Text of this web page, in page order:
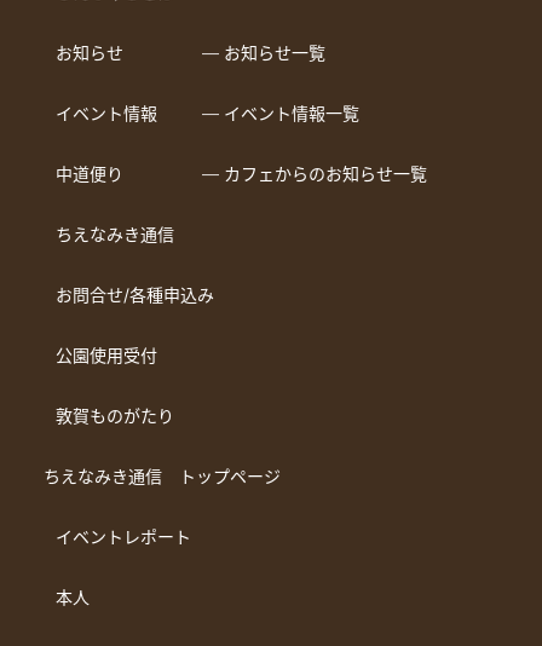
お知らせ ― お知らせ一覧
イベント情報 ― イベント情報一覧
中道便り ― カフェからのお知らせ一覧
ちえなみき通信
お問合せ/各種申込み
公園使用受付
敦賀ものがたり
ちえなみき通信 トップページ
イベントレポート
本人